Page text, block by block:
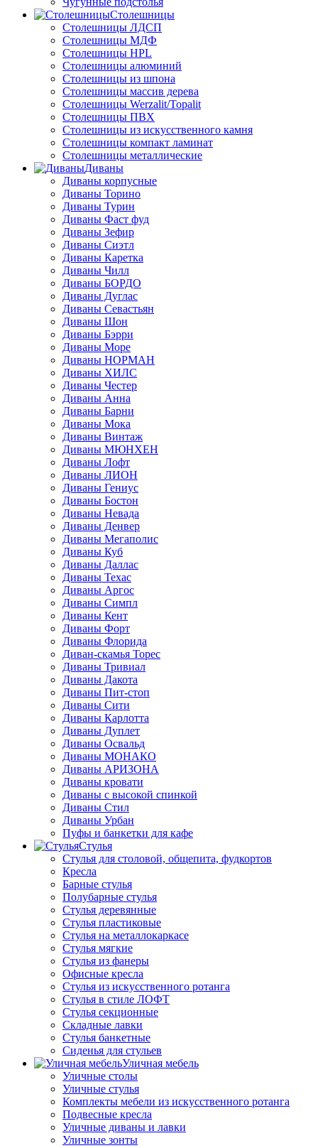
Столешницы
Столешницы ЛДСП
Столешницы МДФ
Столешницы HPL
Столешницы алюминий
Столешницы из шпона
Столешницы массив дерева
Столешницы Werzalit/Topalit
Столешницы ПВХ
Столешницы из искусственного камня
Столешницы компакт ламинат
Столешницы металлические
Диваны
Диваны корпусные
Диваны Торино
Диваны Турин
Диваны Фаст фуд
Диваны Зефир
Диваны Сиэтл
Диваны Каретка
Диваны Чилл
Диваны БОРДО
Диваны Дуглас
Диваны Севастьян
Диваны Шон
Диваны Бэрри
Диваны Море
Диваны НОРМАН
Диваны ХИЛС
Диваны Честер
Диваны Анна
Диваны Барни
Диваны Мока
Диваны Винтаж
Диваны МЮНХЕН
Диваны Лофт
Диваны ЛИОН
Диваны Гениус
Диваны Бостон
Диваны Невада
Диваны Денвер
Диваны Мегаполис
Диваны Куб
Диваны Даллас
Диваны Техас
Диваны Аргос
Диваны Симпл
Диваны Кент
Диваны Форт
Диваны Флорида
Диван-скамья Торес
Диваны Тривиал
Диваны Дакота
Диваны Пит-стоп
Диваны Сити
Диваны Карлотта
Диваны Дуплет
Диваны Освальд
Диваны МОНАКО
Диваны АРИЗОНА
Диваны кровати
Диваны с высокой спинкой
Диваны Стил
Диваны Урбан
Пуфы и банкетки для кафе
Стулья
Стулья для столовой, общепита, фудкортов
Кресла
Барные стулья
Полубарные стулья
Стулья деревянные
Стулья пластиковые
Стулья на металлокаркасе
Стулья мягкие
Стулья из фанеры
Офисные кресла
Стулья из искусственного ротанга
Стулья в стиле ЛОФТ
Стулья секционные
Складные лавки
Стулья банкетные
Сиденья для стульев
Уличная мебель
Уличные столы
Уличные стулья
Комплекты мебели из искусственного ротанга
Подвесные кресла
Уличные диваны и лавки
Уличные зонты